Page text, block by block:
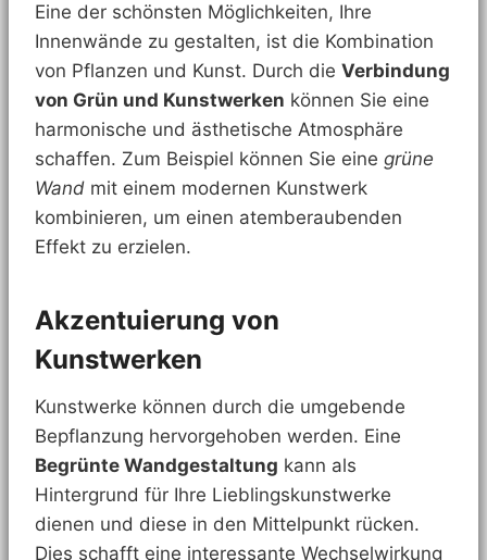
Eine der schönsten Möglichkeiten, Ihre
Innenwände zu gestalten, ist die Kombination
von Pflanzen und Kunst. Durch die Verbindung
von Grün und Kunstwerken können Sie eine
harmonische und ästhetische Atmosphäre
schaffen. Zum Beispiel können Sie eine grüne
Wand mit einem modernen Kunstwerk
kombinieren, um einen atemberaubenden
Effekt zu erzielen.
Akzentuierung von
Kunstwerken
Kunstwerke können durch die umgebende
Bepflanzung hervorgehoben werden. Eine
Begrünte Wandgestaltung kann als
Hintergrund für Ihre Lieblingskunstwerke
dienen und diese in den Mittelpunkt rücken.
Dies schafft eine interessante Wechselwirkung